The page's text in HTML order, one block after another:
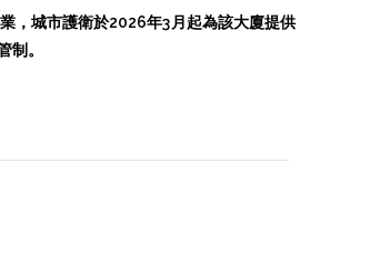
，城市護衛於2026年3月起為該大廈提供
制。